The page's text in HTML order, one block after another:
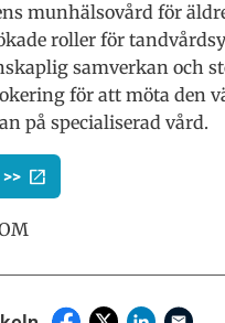
munhälsovård för
roller för
samverkan och
för att möta den
på specialiserad vård.